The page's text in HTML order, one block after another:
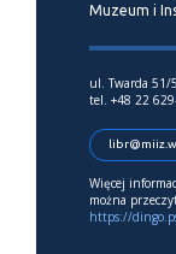
Muzeum i
ul. Twarda 51/
tel. +48 22
Więcej
można
https://